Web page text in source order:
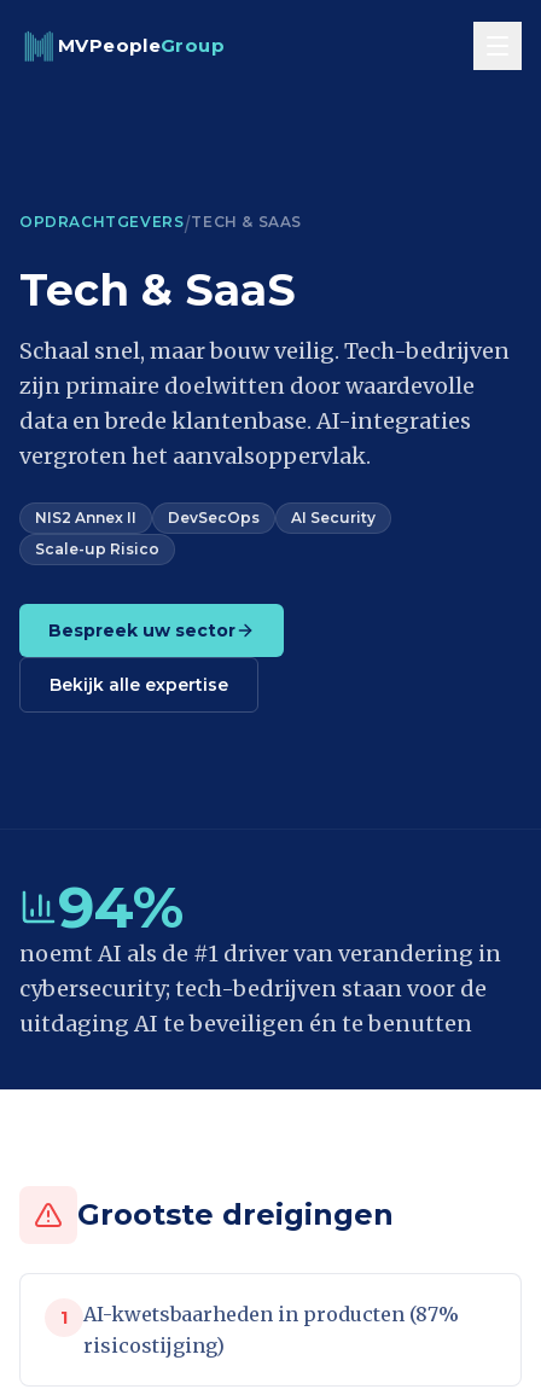
MVPeopleGroup
OPDRACHTGEVERS/TECH & SAAS
Tech & SaaS
Schaal snel, maar bouw veilig. Tech-bedrijven
zijn primaire doelwitten door waardevolle
data en brede klantenbase. AI-integraties
vergroten het aanvalsoppervlak.
NIS2 Annex II DevSecOps
AI Security
Scale-up Risico
Bespreek uw sector
Bekijk alle expertise
94%
noemt AI als de #1 driver van verandering in
cybersecurity; tech-bedrijven staan voor de
uitdaging AI te beveiligen én te benutten
Grootste dreigingen
1
AI-kwetsbaarheden in producten (87%
risicostijging)